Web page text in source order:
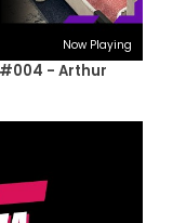
Now Playing
- Arthur